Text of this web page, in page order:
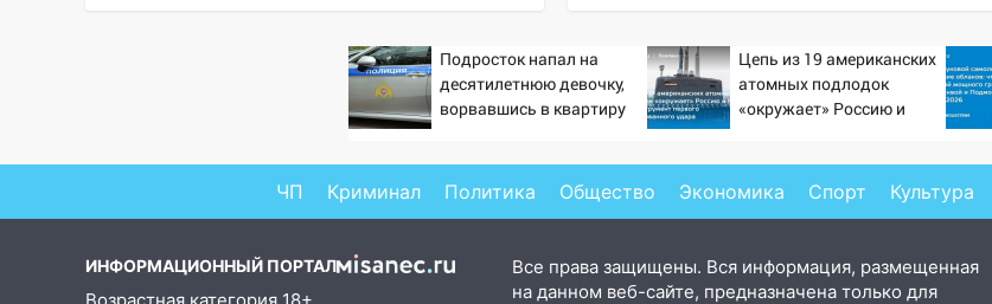
пройдет большой фестиваль
мотофристайлом и концертом
14:04 Жару смоет ливнями:
прогноз погоды в Ульяновской
области на выходные 8-9
13:30
В Ульяновске
Подросток напал на
десятилетнюю девочку,
ворвавшись в квартиру
Цепь из 19 американских
атомных подлодок
«окружает» Россию и
удара
ЧП Криминал Политика Общество Экономика Спорт Культура
ИНФОРМАЦИОННЫЙ ПОРТАЛ
Все права защищены. Вся информация, размещенная
на данном веб-сайте, предназначена только для